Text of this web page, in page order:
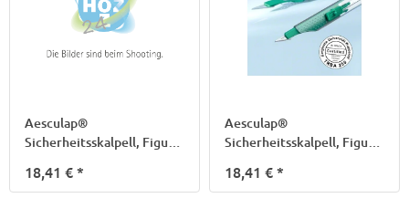
Aesculap®
Sicherheitsskalpell, Figur
18,41 €*
Aesculap®
Sicherheitsskalpell, Figur
18,41 €*